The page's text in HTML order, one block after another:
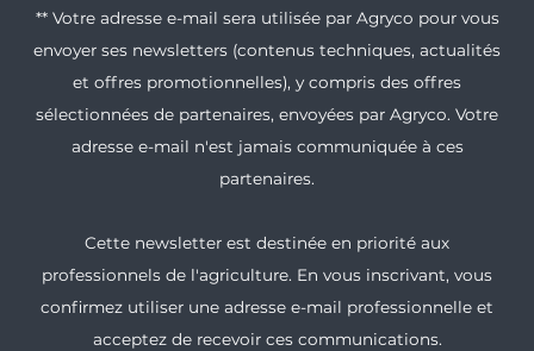
** Votre adresse e-mail sera utilisée par Agryco pour vous
envoyer ses newsletters (contenus techniques, actualités
et offres promotionnelles), y compris des offres
sélectionnées de partenaires, envoyées par Agryco. Votre
adresse e-mail n'est jamais communiquée à ces
partenaires.
Cette newsletter est destinée en priorité aux
professionnels de l'agriculture. En vous inscrivant, vous
confirmez utiliser une adresse e-mail professionnelle et
acceptez de recevoir ces communications.